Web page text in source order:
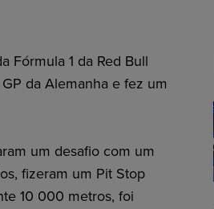
Fórmula 1 da Red Bull
da Alemanha e fez um
um desafio com um
fizeram um Pit Stop
10 000 metros, foi